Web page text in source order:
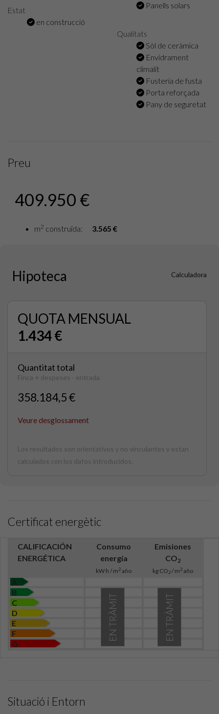
Estat
en construcció
Panells solars
Qualitats
Sòl de ceràmica
Envidrament
climalit
Fusteria de fusta
Porta reforçada
Pany de seguretat
Preu
409.950 €
m2 construïda: 3.565 €
Hipoteca Calculadora
QUOTA MENSUAL
1.434 €
Quantitat total
Finca + despeses - entrada
358.184,5 €
Veure desglossament
Los resultados son orientativos y no vinculantes y estan
calculados con los datos introducidos.
Certificat energètic
CALIFICACIÓN
ENERGÉTICA
Consumo
energía
kW h / m2año
Emisiones
CO2
kg CO2/ m2año
A
B
C
D
E
F
G
EN TRÀMIT
EN TRÀMIT
Situació i Entorn